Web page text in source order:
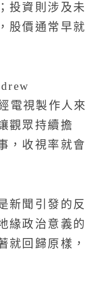
投資則涉及未
股價通常早就
電視製作人來
觀眾持續擔
，收視率就會
新聞引發的反
緣政治意義的
就回歸原樣，